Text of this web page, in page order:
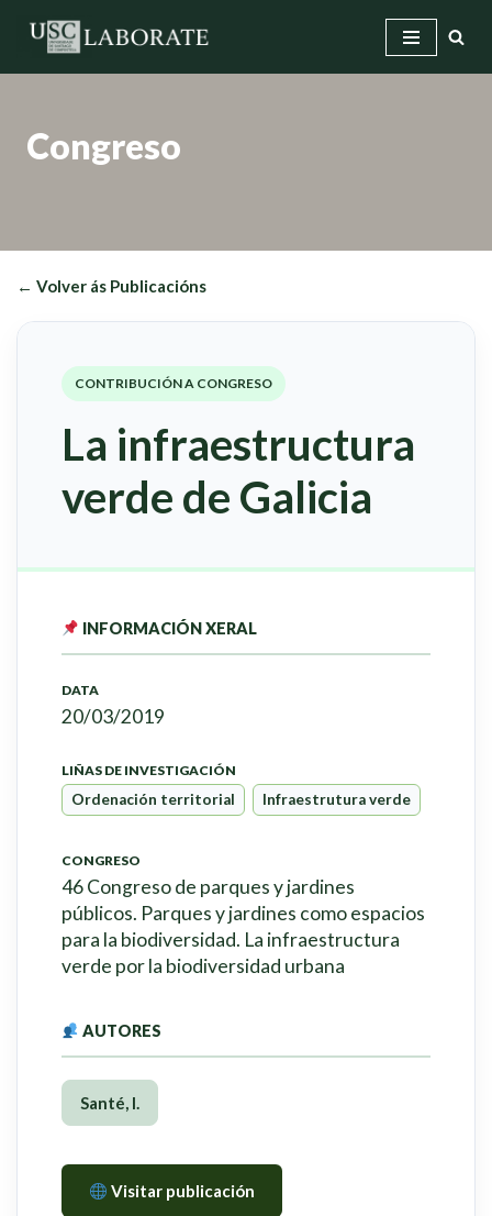
Saltar
Congreso
← Volver ás Publicacións
CONTRIBUCIÓN A CONGRESO
La infraestructura
verde de Galicia
INFORMACIÓN XERAL
DATA
20/03/2019
LIÑAS DE INVESTIGACIÓN
Ordenación territorial Infraestrutura verde
CONGRESO
46 Congreso de parques y jardines
públicos. Parques y jardines como espacios
para la biodiversidad. La infraestructura
verde por la biodiversidad urbana
AUTORES
Santé, I.
Visitar publicación